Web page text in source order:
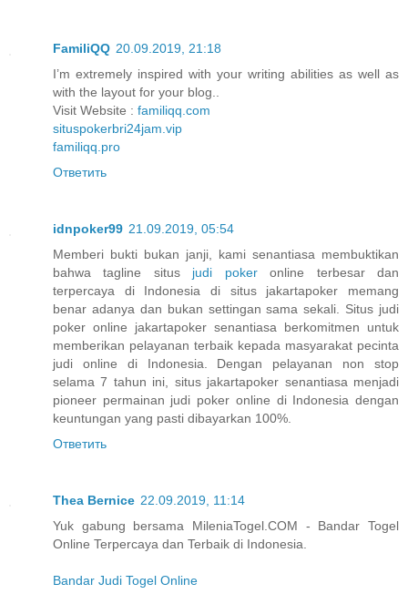
FamiliQQ 20.09.2019, 21:18
I’m extremely inspired with your writing abilities as well as
with the layout for your blog..
Visit Website : familiqq.com
situspokerbri24jam.vip
familiqq.pro
Ответить
idnpoker99 21.09.2019, 05:54
Memberi bukti bukan janji, kami senantiasa membuktikan
bahwa tagline situs judi pokeronline terbesar dan
terpercaya di Indonesia di situs jakartapoker memang
benar adanya dan bukan settingan sama sekali. Situs judi
poker online jakartapoker senantiasa berkomitmen untuk
memberikan pelayanan terbaik kepada masyarakat pecinta
judi online di Indonesia. Dengan pelayanan non stop
selama 7 tahun ini, situs jakartapoker senantiasa menjadi
pioneer permainan judi poker online di Indonesia dengan
keuntungan yang pasti dibayarkan 100%.
Ответить
Thea Bernice 22.09.2019, 11:14
Yuk gabung bersama MileniaTogel.COM - Bandar Togel
Online Terpercaya dan Terbaik di Indonesia.
Bandar Judi Togel Online